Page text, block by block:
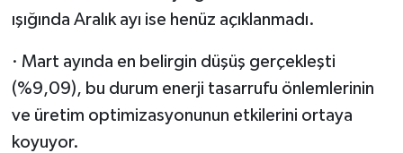
ışığında Aralık ayı ise henüz açıklanmadı.
· Mart ayında en belirgin düşüş gerçekleşti
(%9,09), bu durum enerji tasarrufu önlemlerinin
ve üretim optimizasyonunun etkilerini ortaya
koyuyor.